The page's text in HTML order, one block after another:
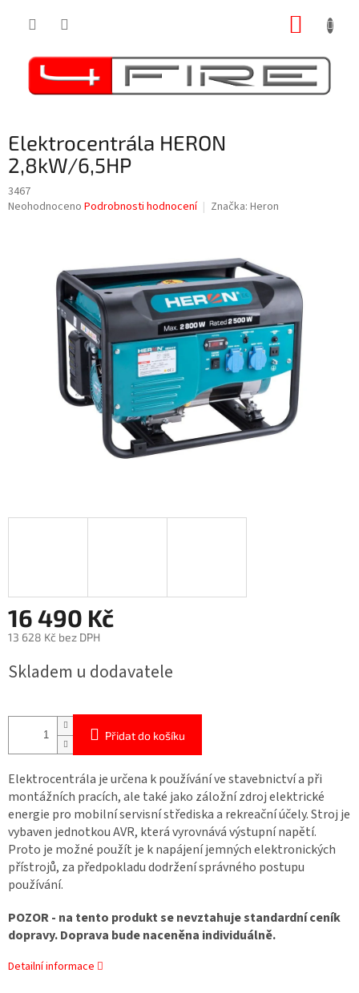
Elektrocentrála HERON
2,8kW/6,5HP
3467
Průměrné
hvězdiček.
Neohodnoceno Podrobnosti hodnocení Značka: Heron
16 490 Kč
13 628 Kč bez DPH
cena:
Skladem u dodavatele
Přidat do košíku
Elektrocentrála je určena k používání ve stavebnictví a při
montážních pracích, ale také jako záložní zdroj elektrické
energie pro mobilní servisní střediska a rekreační účely. Stroj je
vybaven jednotkou AVR, která vyrovnává výstupní napětí.
Proto je možné použít je k napájení jemných elektronických
přístrojů, za předpokladu dodržení správného postupu
používání.
POZOR - na tento produkt se nevztahuje standardní ceník
dopravy. Doprava bude naceněna individuálně.
Detailní informace